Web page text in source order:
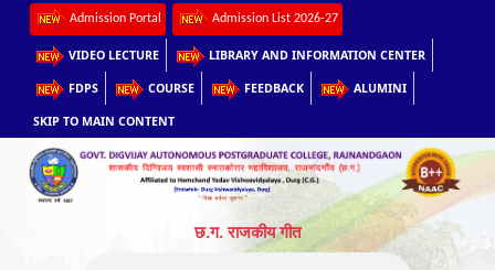
Admission Portal Admission List 2026-27
VIDEO LECTURE LIBRARY AND INFORMATION CENTER
FDPS COURSE FEEDBACK ALUMINI
SKIP TO MAIN CONTENT
छ.ग. राजकीय गीत